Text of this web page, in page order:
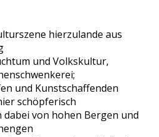
hierzulande aus
und Volkskultur,
und Kunstschaffenden
schöpferisch
von hohen Bergen und